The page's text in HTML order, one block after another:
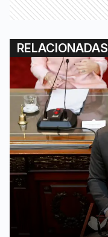
RELACIONADAS